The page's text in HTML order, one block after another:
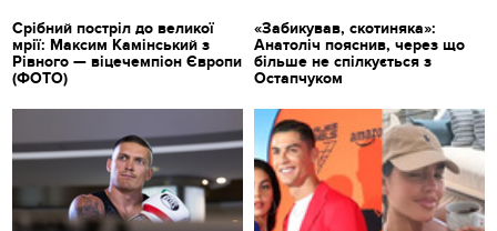
Срібний постріл до великої
мрії: Максим Камінський з
Рівного — віцечемпіон Європи
(ФОТО)
«Забикував, скотиняка»:
Анатоліч пояснив, через що
більше не спілкується з
Остапчуком